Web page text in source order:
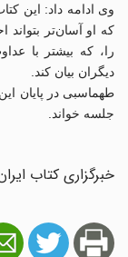
وی ادامه داد: این
که او آسان‌تر بتواند
را، که بیشتر با
دیگران بیان کند.
طهماسبی در پایان
جلسه خواند.
خبرگزاری کتاب ایران 1397/09/15